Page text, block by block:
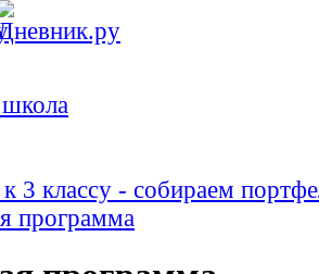
3 классу - собираем
программа